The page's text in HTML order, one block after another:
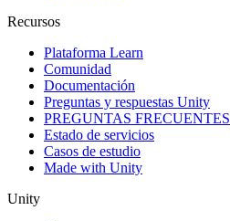
Recursos
Plataforma Learn
Comunidad
Documentación
Preguntas y respuestas Unity
PREGUNTAS FRECUENTES
Estado de servicios
Casos de estudio
Made with Unity
Unity